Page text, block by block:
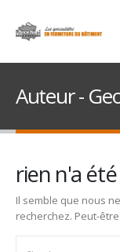
Auteur -
rien n'a
Il semble que nous
recherchez. Peut-